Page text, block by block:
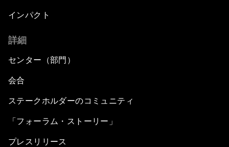
インパクト
詳細
センター（部門）
会合
ステークホルダーのコミュニティ
「フォーラム・ストーリー」
プレスリリース